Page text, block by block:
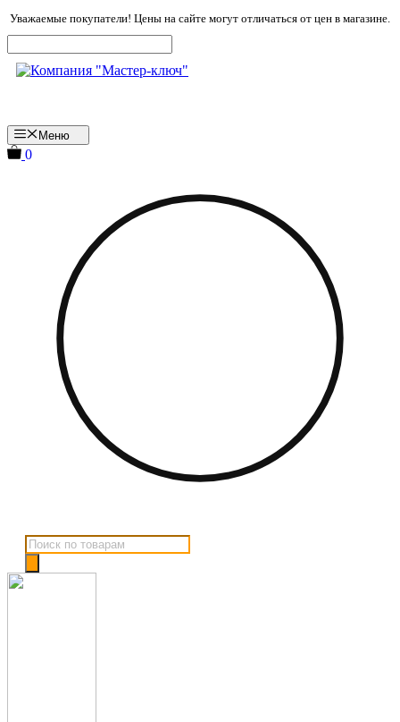
Перейти
к
содержимому
Уважаемые покупатели! Цены на сайте могут отличаться от цен в магазине.
Меню
0
Поиск
товаров